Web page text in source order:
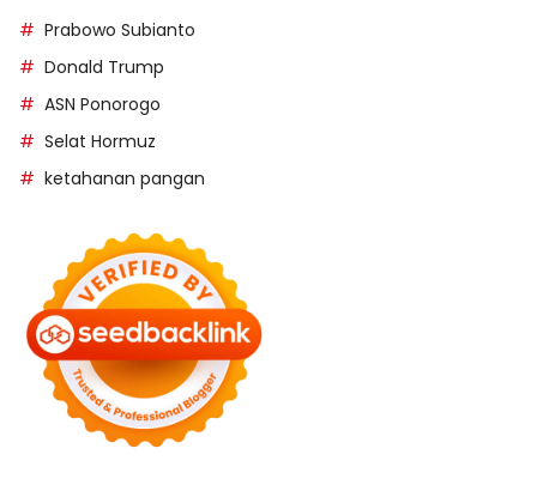
Prabowo Subianto
Donald Trump
ASN Ponorogo
Selat Hormuz
ketahanan pangan